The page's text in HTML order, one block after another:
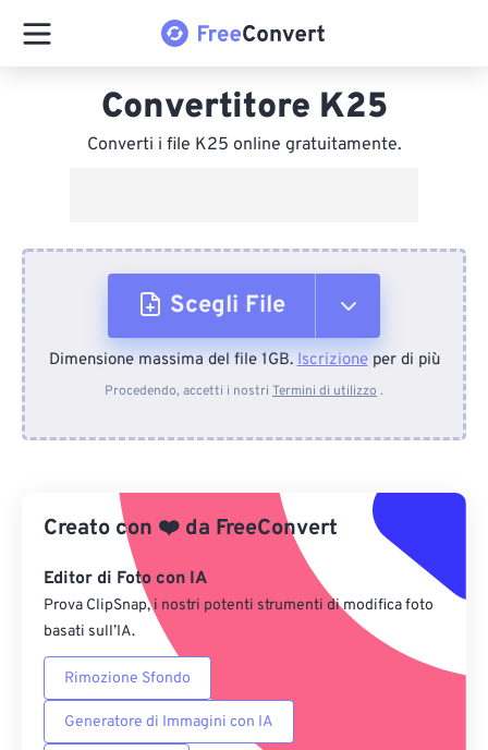
Convertitore K25
Converti i file K25 online gratuitamente.
Scegli File
Dal dispositivo
Da Google Drive
Da OneDrive
Dall'URL
Dimensione massima del file 1GB.Iscrizioneper di più
Procedendo, accetti i nostri Termini di utilizzo .
Creato con ❤️ da FreeConvert
Editor di Foto con IA
Prova ClipSnap, i nostri potenti strumenti di modifica foto
basati sull’IA.
Rimozione Sfondo
Generatore di Immagini con IA